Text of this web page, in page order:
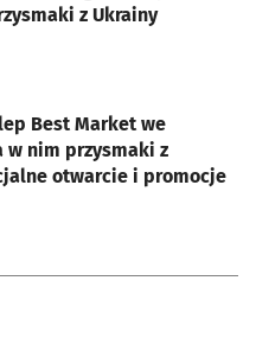
z Ukrainy
Best Market we
w nim przysmaki z
otwarcie i promocje